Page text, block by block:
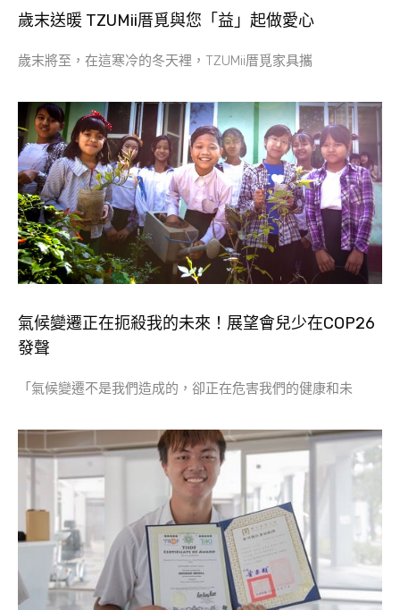
歲末送暖 TZUMii厝覓與您「益」起做愛心
歲末將至，在這寒冷的冬天裡，TZUMii厝覓家具攜
氣候變遷正在扼殺我的未來！展望會兒少在COP26
發聲
「氣候變遷不是我們造成的，卻正在危害我們的健康和未